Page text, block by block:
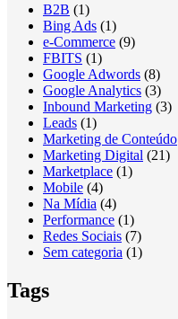
B2B (1)
Bing Ads (1)
e-Commerce (9)
FBITS (1)
Google Adwords (8)
Google Analytics (3)
Inbound Marketing (3)
Leads (1)
Marketing de Conteúdo
Marketing Digital (21)
Marketplace (1)
Mobile (4)
Na Mídia (4)
Performance (1)
Redes Sociais (7)
Sem categoria (1)
Tags